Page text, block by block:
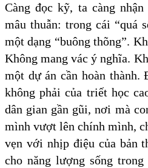
Càng đọc kỹ, ta càng
mâu thuẫn: trong cái “quá
một dạng “buông thõng”.
Không mang vác ý nghĩa.
một dự án cần hoàn
không phải của triết học
dân gian gần gũi, nơi mà
mình vượt lên chính mình,
vẹn với nhịp điệu của bản
cho năng lượng sống